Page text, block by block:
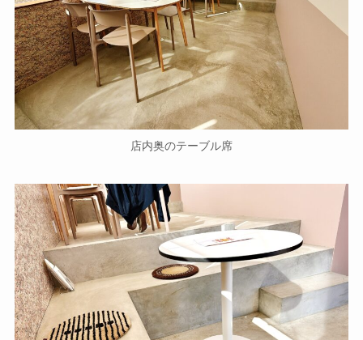
店内奥のテーブル席